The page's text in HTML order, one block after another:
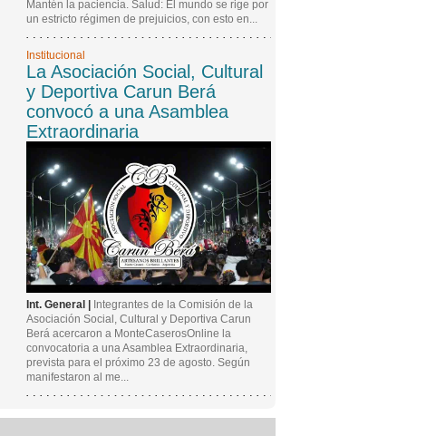
Mantén la paciencia. Salud: El mundo se rige por
un estricto régimen de prejuicios, con esto en...
Institucional
La Asociación Social, Cultural
y Deportiva Carun Berá
convocó a una Asamblea
Extraordinaria
Int. General |
Integrantes de la Comisión de la
Asociación Social, Cultural y Deportiva Carun
Berá acercaron a MonteCaserosOnline la
convocatoria a una Asamblea Extraordinaria,
prevista para el próximo 23 de agosto. Según
manifestaron al me...